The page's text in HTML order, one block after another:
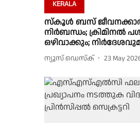
KERALA
സ്‌കൂള്‍ ബസ്
നിര്‍ബന്ധം; ക്രിമിനൽ
ഒഴിവാക്കും;
ന്യൂസ് ഡെസ്ക് 23 May